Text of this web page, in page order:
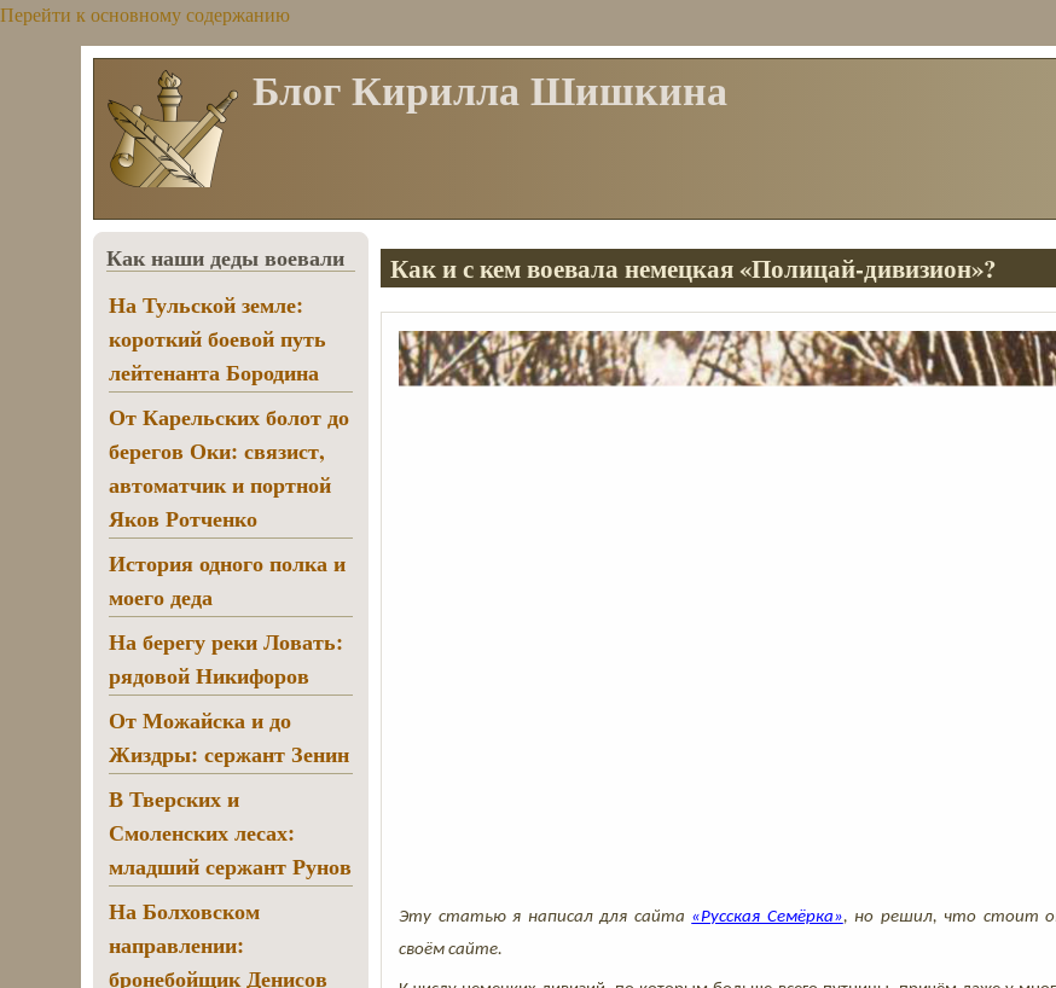
Перейти к основному содержанию
Блог Кирилла Шишкина
Как и с кем воевала немецкая «Полицай-дивизион»?
Эту статью я написал для сайта «Русская Семёрка», но решил, что стоит
своём сайте.
Как наши деды воевали
На Тульской земле:
короткий боевой путь
лейтенанта Бородина
От Карельских болот до
берегов Оки: связист,
автоматчик и портной
Яков Ротченко
История одного полка и
моего деда
На берегу реки Ловать:
рядовой Никифоров
От Можайска и до
Жиздры: сержант Зенин
В Тверских и
Смоленских лесах:
младший сержант Рунов
На Болховском
направлении:
бронебойщик Денисов